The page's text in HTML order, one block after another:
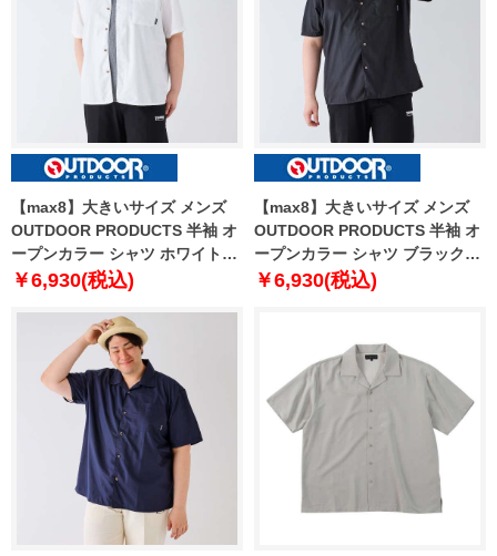
【max8】大きいサイズ メンズ
OUTDOOR PRODUCTS 半袖 オ
ープンカラー シャツ ホワイト
1257-4222-1 3L 4L 5L 6L 7L 8L
￥6,930(税込)
【max8】大きいサイズ メンズ
OUTDOOR PRODUCTS 半袖 オ
ープンカラー シャツ ブラック
1257-4222-2 3L 4L 5L 6L 7L 8L
￥6,930(税込)